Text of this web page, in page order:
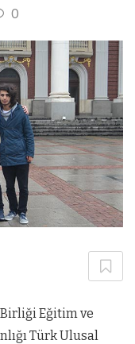
0
Birliği Eğitim ve
Türk Ulusal